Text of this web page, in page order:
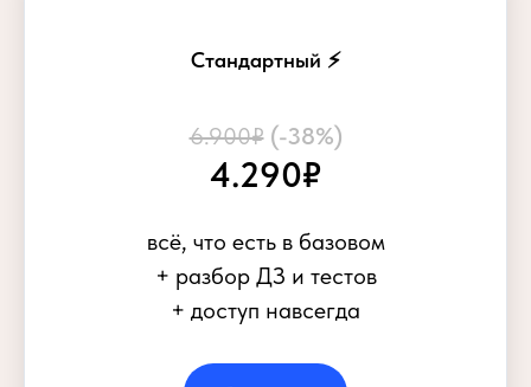
Стандартный ⚡
6.900₽ (-38%)
4.290₽
всё, что есть в базовом
+ разбор ДЗ и тестов
+ доступ навсегда